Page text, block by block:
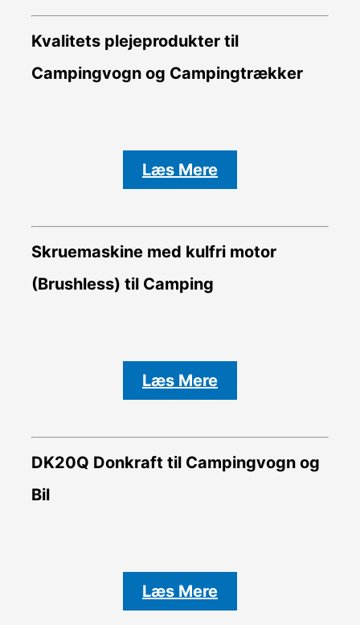
Kvalitets plejeprodukter til
Campingvogn og Campingtrækker
Læs Mere
Skruemaskine med kulfri motor
(Brushless) til Camping
Læs Mere
DK20Q Donkraft til Campingvogn og
Bil
Læs Mere